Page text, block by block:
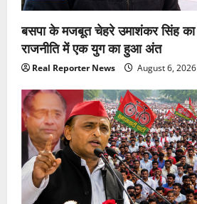
बसपा के मजबूत चेहरे उमाशंकर सिंह का
राजनीति में एक युग का हुआ अंत
Real Reporter News August 6, 2026